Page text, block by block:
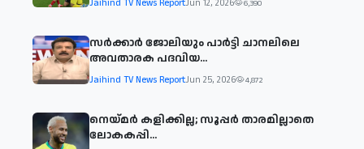
Jaihind TV News ReportJun 12, 2026 6,390
സര്‍ക്കാര്‍ ജോലിയും പാര്‍ട്ടി ചാനലിലെ
അവതാരക പദവിയ...
Jaihind TV News ReportJun 25, 2026 4,872
നെയ്മര്‍ കളിക്കില്ല; സൂപ്പര്‍ താരമില്ലാതെ
ലോകകപ്പി...